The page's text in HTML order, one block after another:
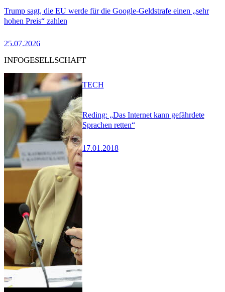
Trump sagt, die EU werde für die Google-Geldstrafe einen „sehr
hohen Preis“ zahlen
25.07.2026
INFOGESELLSCHAFT
Reding: „Das Internet kann gefährdete
Sprachen retten“
17.01.2018
TECH